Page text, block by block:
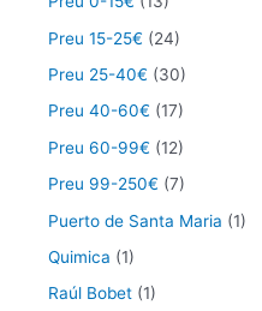
Preu 15-25€ (24)
Preu 25-40€ (30)
Preu 40-60€ (17)
Preu 60-99€ (12)
Preu 99-250€ (7)
Puerto de Santa Maria (1)
Quimica (1)
Raúl Bobet (1)